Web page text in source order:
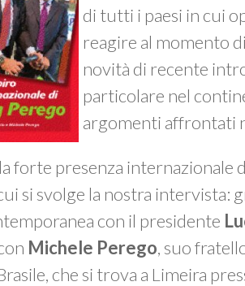
di tutti i paesi in cui
reagire al momento
novità di recente
particolare nel
argomenti affrontati
forte presenza internazionale
si svolge la nostra intervista:
con il presidente
Michele Perego, suo
che si trova a Limeira